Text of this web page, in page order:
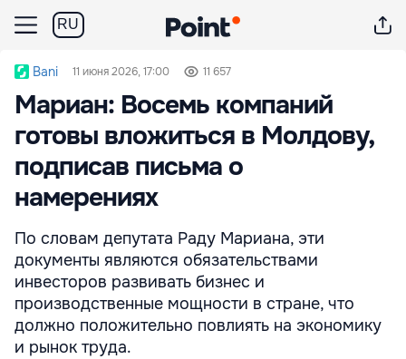
RU
Bani 11 июня 2026, 17:00 11 657
Мариан: Восемь компаний
готовы вложиться в Молдову,
подписав письма о
намерениях
По словам депутата Раду Мариана, эти
документы являются обязательствами
инвесторов развивать бизнес и
производственные мощности в стране, что
должно положительно повлиять на экономику
и рынок труда.